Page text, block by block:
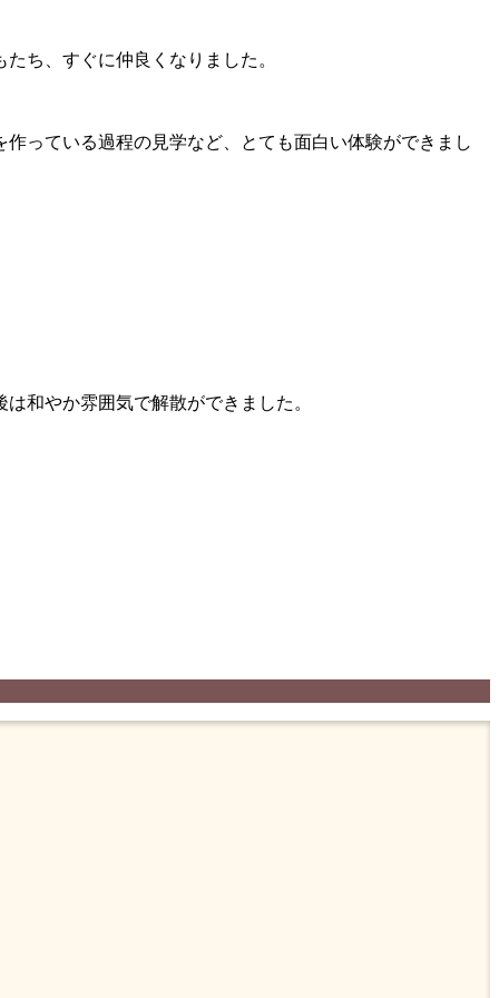
ち、すぐに仲良くなりました。
っている過程の見学など、とても面白い体験ができまし
和やか雰囲気で解散ができました。